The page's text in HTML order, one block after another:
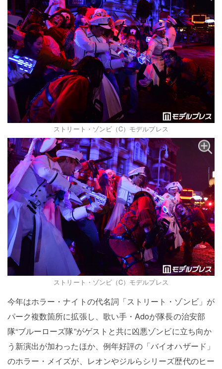
ストリート・ゾンビ（C）モデルプレス
ストリート・ゾンビ（C）モデルプレス
今年はホラー・ナイトの代名詞「ストリート・ゾンビ」が
パーク複数箇所に拡張し、歌い手・Adoが隊長の治安部
隊“ブルーローズ隊”がゲストと共に凶悪ゾンビに立ち向か
う新演出が加わったほか、例年好評の「バイオハザード」
のホラー・メイズが、レオンやジルらシリーズ歴代のヒー